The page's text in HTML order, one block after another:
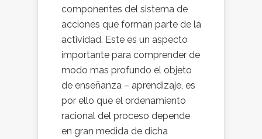
componentes del sistema de
acciones que forman parte de la
actividad. Este es un aspecto
importante para comprender de
modo mas profundo el objeto
de enseñanza – aprendizaje, es
por ello que el ordenamiento
racional del proceso depende
en gran medida de dicha